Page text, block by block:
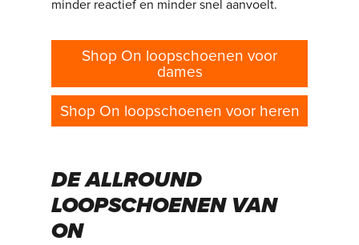
minder reactief en minder snel aanvoelt.
Shop On loopschoenen voor
dames
Shop On loopschoenen voor heren
DE ALLROUND
LOOPSCHOENEN VAN
ON